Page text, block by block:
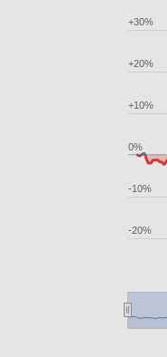
-20%
-10%
0%
+10%
+20%
+30%